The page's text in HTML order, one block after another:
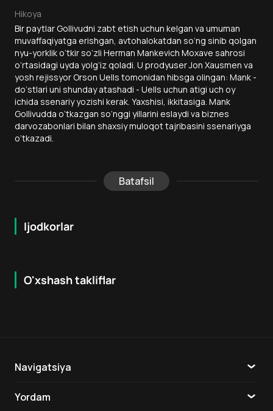
Hikoya
Bir paytlar Gollivudni zabt etish uchun kelgan va umuman
muvaffaqiyatga erishgan, avtohalokatdan so‘ng sinib qolgan
nyu-yorklik o‘tkir so‘zli Herman Mankevich Moxave sahrosi
o‘rtasidagi uyda yolg‘iz qoladi. U prodyuser Jon Xausmen va
yosh rejissyor Orson Uells tomonidan hibsga olingan: Mank -
do‘stlari uni shunday atashadi - Uells uchun atigi uch oy
ichida ssenariy yozishi kerak. Yaxshisi, ikkitasiga. Mank
Gollivudda o‘tkazgan so‘nggi yillarini eslaydi va biznes
darvozabonlari bilan shaxsiy muloqot tajribasini ssenariyga
o‘tkazadi.
Batafsil
Ijodkorlar
O'xshash takliflar
18 + 6.4
Navigatsiya
Yordam